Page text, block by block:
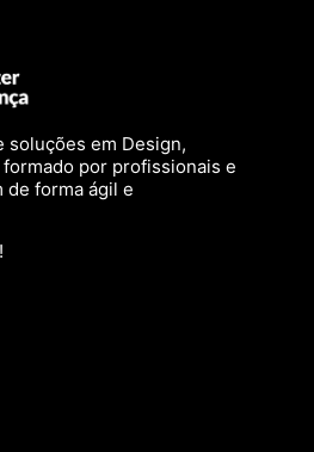
soluções em Design,
por profissionais e
de forma ágil e